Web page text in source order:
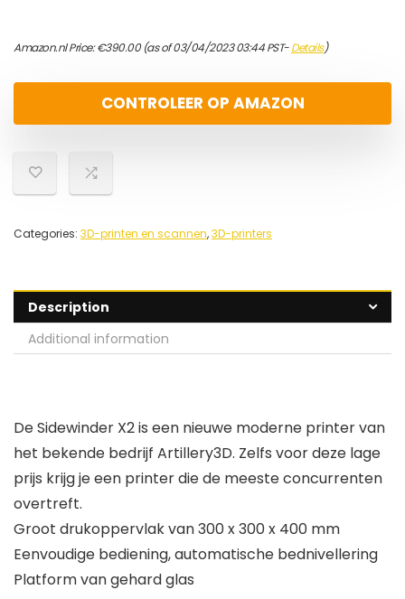
Amazon.nl Price:€390.00(as of 03/04/2023 03:44 PST-Details)
CONTROLEER OP AMAZON
Categories: 3D-printen en scannen,3D-printers
Description
Additional information
De Sidewinder X2 is een nieuwe moderne printer van
het bekende bedrijf Artillery3D. Zelfs voor deze lage
prijs krijg je een printer die de meeste concurrenten
overtreft.
Groot drukoppervlak van 300 x 300 x 400 mm
Eenvoudige bediening, automatische bednivellering
Platform van gehard glas